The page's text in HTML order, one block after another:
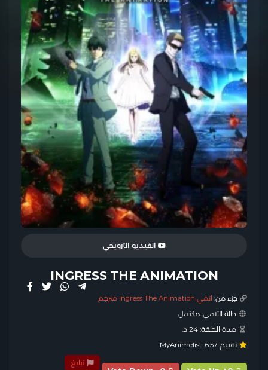
الفيديو الترويجي
INGRESS THE ANIMATION
جزء من: انمي Ingress The Animation مترجم
حالة الأنمي:مكتمل
مدة الحلقة:24 د.
تقييم MyAnimelist: 6.57
تبليغ